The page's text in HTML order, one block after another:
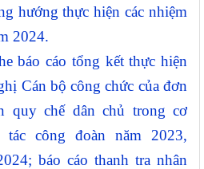
hướng thực hiện các nhiệm
2024.
cáo tổng kết thực hiện
Cán bộ công chức của đơn
quy chế dân chủ trong cơ
tác công đoàn năm 2023,
báo cáo thanh tra nhân